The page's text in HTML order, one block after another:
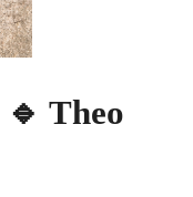
🔹 Theo